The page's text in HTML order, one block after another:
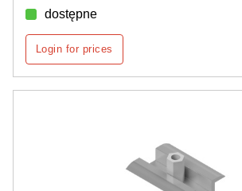
dostępne
Login for prices